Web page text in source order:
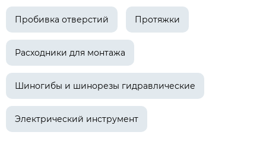
Пробивка отверстий Протяжки
Расходники для монтажа
Шиногибы и шинорезы гидравлические
Электрический инструмент